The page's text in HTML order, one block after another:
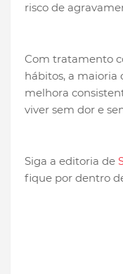
risco de
Com tratamento
hábitos, a maioria
melhora
viver sem dor e
Siga a editoria de
fique por dentro